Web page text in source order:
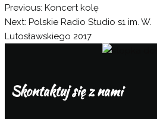
Nawigacja
wpisu
Previous: Koncert kolę
Next: Polskie Radio Studio s1 im. W.
Lutosławskiego 2017
Skontaktuj się z nami